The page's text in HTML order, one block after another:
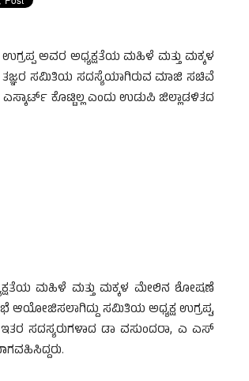
ಅವರ ಅಧ್ಯಕ್ಷತೆಯ ಮಹಿಳೆ ಮತ್ತು ಮಕ್ಕಳ
ತಜ್ಞರ ಸಮಿತಿಯ ಸದಸ್ಯೆಯಾಗಿರುವ ಮಾಜಿ ಸಚಿವೆ
ಕೊಟ್ಟಿಲ್ಲ ಎಂದು ಉಡುಪಿ ಜಿಲ್ಲಾಡಳಿತದ
ಮಹಿಳೆ ಮತ್ತು ಮಕ್ಕಳ ಮೇಲಿನ ಶೋಷಣೆ
ಆಯೋಜಿಸಲಾಗಿದ್ದು ಸಮಿತಿಯ ಅಧ್ಯಕ್ಷ ಉಗ್ರಪ್ಪ,
ಸದಸ್ಯರುಗಳಾದ ಡಾ ವಸುಂದರಾ, ಎ ಎಸ್